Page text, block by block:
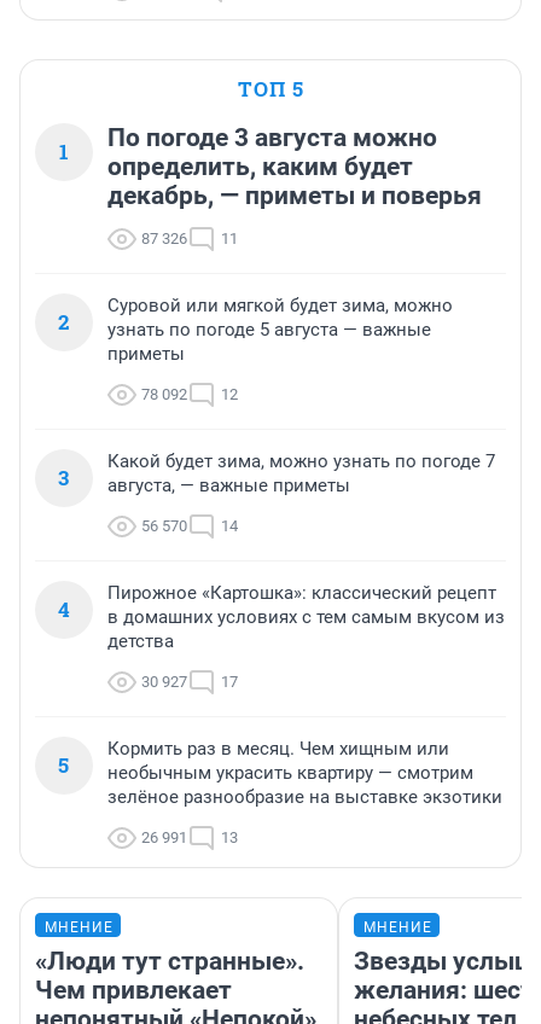
ТОП 5
1
По погоде 3 августа можно
определить, каким будет
декабрь, — приметы и поверья
87 326 11
2
Суровой или мягкой будет зима, можно
узнать по погоде 5 августа — важные
приметы
78 092 12
3
Какой будет зима, можно узнать по погоде 7
августа, — важные приметы
56 570 14
4
Пирожное «Картошка»: классический рецепт
в домашних условиях с тем самым вкусом из
детства
30 927 17
5
Кормить раз в месяц. Чем хищным или
необычным украсить квартиру — смотрим
зелёное разнообразие на выставке экзотики
26 991 13
МНЕНИЕ
«Люди тут странные».
Чем привлекает
МНЕНИЕ
Звезды
желания: